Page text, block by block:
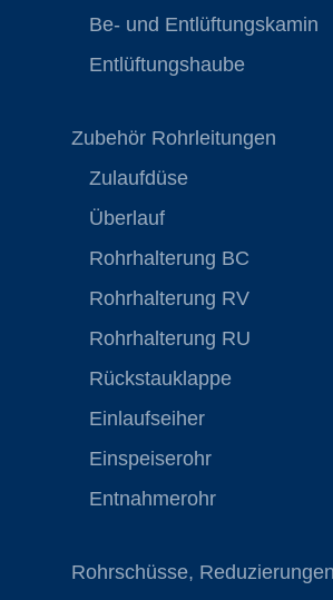
Be- und Entlüftungskamin
Entlüftungshaube
Zubehör Rohrleitungen
Zulaufdüse
Überlauf
Rohrhalterung BC
Rohrhalterung RV
Rohrhalterung RU
Rückstauklappe
Einlaufseiher
Einspeiserohr
Entnahmerohr
Rohrschüsse,